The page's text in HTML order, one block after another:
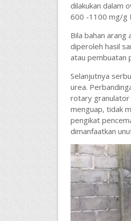
dilakukan dalam
600 -1100 mg/g
Bila bahan
diperoleh hasil
atau pembuatan
Selanjutnya
urea.
rotary granulator
menguap, tidak
pengikat
dimanfaatkan